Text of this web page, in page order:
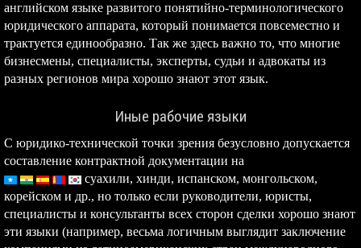
английском языке развитого понятийно-терминологического
юридического аппарата, который понимается повсеместно и
трактуется единообразно. Так же здесь важно то, что многие
бизнесмены, специалисты, эксперты, судьи и адвокаты из
разных регионов мира хорошо знают этот язык.
Иные рабочие языки
С юридико-технической точки зрения безусловно допускается
составление контрактной документации на
суахили, хинди, испанском, монгольском,
корейском и др., но только если руководители, юристы,
специалисты и консультанты всех сторон сделки хорошо знают
эти языки (например, весьма логичным выглядит заключение